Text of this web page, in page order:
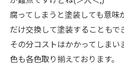
腐ってしまうと塗装しても意味
だけ交換して塗装することもで
その分コストはかかってしま
色も各色取り揃えております。